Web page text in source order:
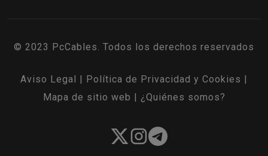
© 2023 PcCables. Todos los derechos reservados
Aviso Legal Política de Privacidad y Cookies
Mapa de sitio web
¿Quiénes somos?